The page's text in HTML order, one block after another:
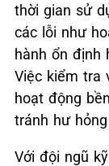
thời gian sử
các lỗi như
hành ổn định
Việc kiểm tra
hoạt động
tránh hư
Với đội ngũ